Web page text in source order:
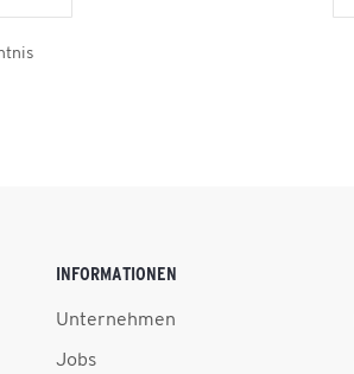
INFORMATIONEN
Unternehmen
Jobs